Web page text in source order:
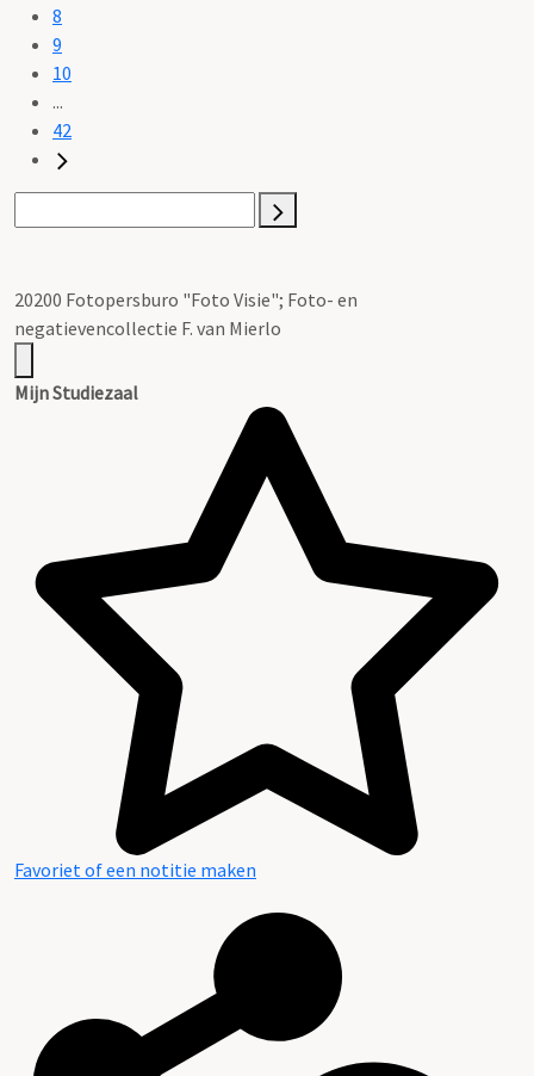
8
9
10
...
42
20200 Fotopersburo "Foto Visie"; Foto- en
negatievencollectie F. van Mierlo
Mijn Studiezaal
Favoriet of een notitie maken